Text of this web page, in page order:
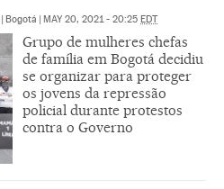
| Bogotá | MAY 20, 2021 - 20:25 EDT
Grupo de mulheres chefas
de família em Bogotá decidiu
se organizar para proteger
os jovens da repressão
policial durante protestos
contra o Governo